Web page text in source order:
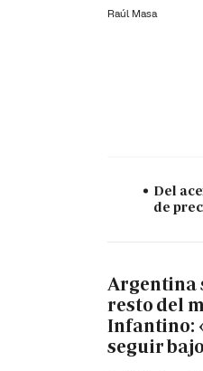
Raúl Masa
Del
de
Argentina
resto del
Infantino:
seguir